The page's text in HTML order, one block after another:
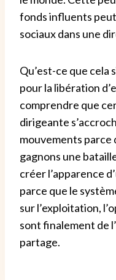
fonds influents
sociaux dans une
Qu’est-ce que cela
pour la libération
comprendre que
dirigeante
mouvements parce
gagnons une
créer l’apparence
parce que le
sur l’exploitation,
sont finalement de
partage.